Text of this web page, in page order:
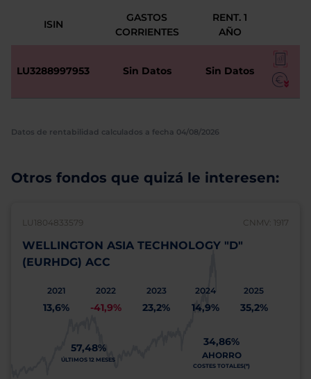
ISIN
GASTOS
CORRIENTES
RENT. 1
AÑO
LU3288997953 Sin Datos Sin Datos
Datos de rentabilidad calculados a fecha 04/08/2026
Otros fondos que quizá le interesen:
LU1804833579 CNMV: 1917
WELLINGTON ASIA TECHNOLOGY "D"
(EURHDG) ACC
2021
13,6%
2022
-41,9%
2023
23,2%
2024
14,9%
2025
35,2%
57,48%
ÚLTIMOS 12 MESES
34,86%
AHORRO
COSTES TOTALES(*)